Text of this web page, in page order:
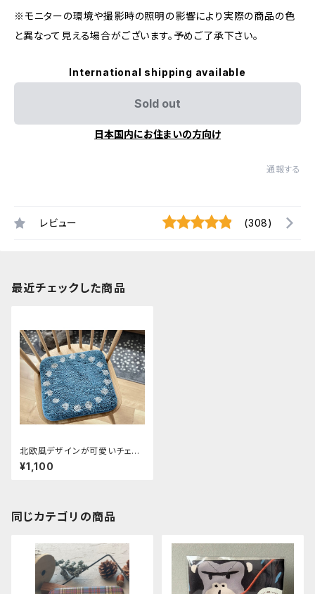
※モニターの環境や撮影時の照明の影響により実際の商品の色
と異なって見える場合がございます。予めご了承下さい。
International shipping available
Sold out
日本国内にお住まいの方向け
通報する
レビュー (308)
最近チェックした商品
北欧風デザインが可愛いチェア
パッド ブルー
¥1,100
同じカテゴリの商品